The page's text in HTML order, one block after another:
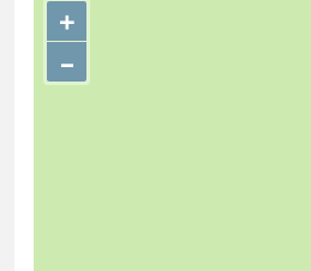
+
–